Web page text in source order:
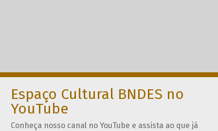
Espaço Cultural BNDES no
YouTube
Conheça nosso canal no YouTube e assista ao que já